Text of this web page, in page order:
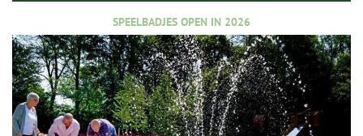
SPEELBADJES OPEN IN 2026